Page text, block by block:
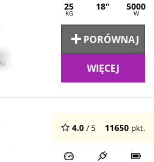
25
KG
18" 5000
W
PORÓWNAJ
WIĘCEJ
4.0 / 5 11650 pkt.